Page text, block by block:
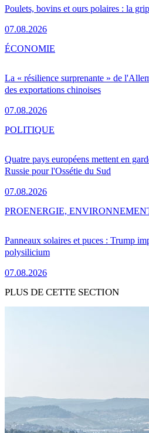
Poulets, bovins et ours polaires : la
07.08.2026
La « résilience surprenante » de
des exportations chinoises
07.08.2026
ÉCONOMIE
Quatre pays européens mettent en
Russie pour l'Ossétie du Sud
07.08.2026
POLITIQUE
Panneaux solaires et puces : Trump
polysilicium
07.08.2026
PROENERGIE,
PLUS DE CETTE SECTION